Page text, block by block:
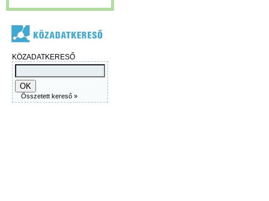
KÖZADATKERESŐ
Összetett kereső »